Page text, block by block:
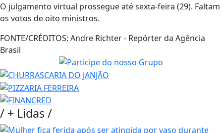
O julgamento virtual prossegue até sexta-feira (29). Faltam
os votos de oito ministros.
FONTE/CRÉDITOS: Andre Richter - Repórter da Agência
Brasil
/ + Lidas/